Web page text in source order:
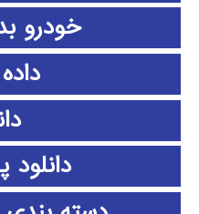
خودرو
دانلود